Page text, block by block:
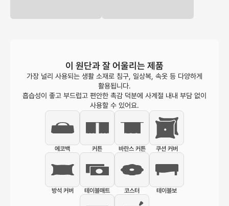
이 원단과 잘 어울리는 제품
가장 널리 사용되는 생활 소재로 침구, 일상복, 속옷 등 다양하게
활용됩니다.
흡습성이 좋고 부드럽고 편안한 촉감 덕분에 사계절 내내 부담 없이
사용할 수 있어요.
에코백 커튼 바란스 커튼 쿠션 커버
방석 커버 테이블매트 코스터 테이블보